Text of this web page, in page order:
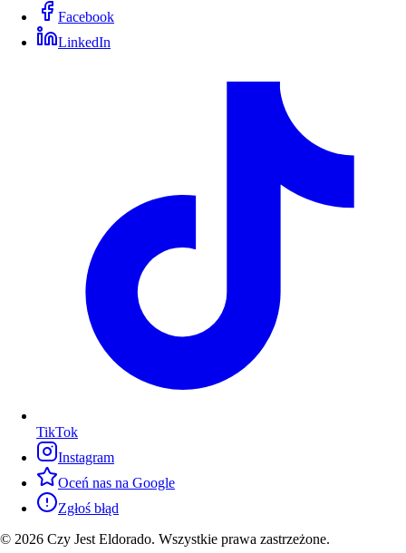
Facebook
LinkedIn
TikTok
Instagram
Oceń nas na Google
Zgłoś błąd
© 2026 Czy Jest Eldorado. Wszystkie prawa zastrzeżone.